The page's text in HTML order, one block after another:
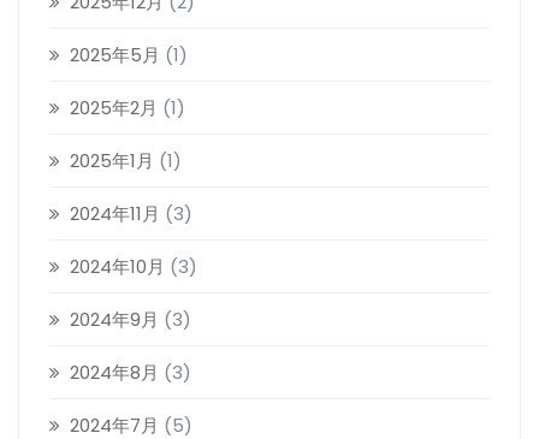
2025年5月 (1)
2025年2月 (1)
2025年1月 (1)
2024年11月 (3)
2024年10月 (3)
2024年9月 (3)
2024年8月 (3)
2024年7月 (5)